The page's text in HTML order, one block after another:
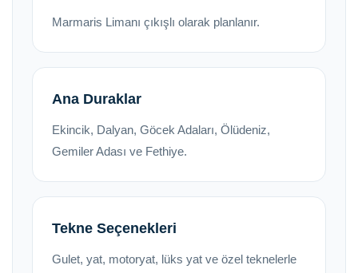
Marmaris Limanı çıkışlı olarak planlanır.
Ana Duraklar
Ekincik, Dalyan, Göcek Adaları, Ölüdeniz,
Gemiler Adası ve Fethiye.
Tekne Seçenekleri
Gulet, yat, motoryat, lüks yat ve özel teknelerle